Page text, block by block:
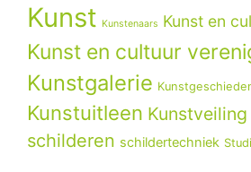
Kunst Kunstenaars Kunst en
Kunst en cultuur
Kunstgalerie
Kunstuitleen Kunstveiling
schilderen schildertechniek